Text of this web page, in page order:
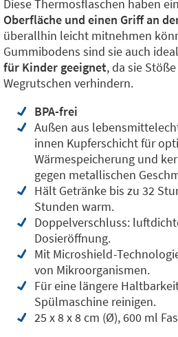
Diese Thermosflaschen haben
Oberfläche und einen Griff an
überallhin leicht mitnehmen
Gummibodens sind sie auch
für Kinder geeignet, da sie
Wegrutschen verhindern.
BPA-frei
Außen aus
innen Kupferschicht für
Wärmespeicherung und
gegen metallischen
Hält Getränke bis zu 32
Stunden warm.
Doppelverschluss:
Dosieröffnung.
Mit Microshield-
von Mikroorganismen.
Für eine längere
Spülmaschine reinigen.
25 x 8 x 8 cm (Ø), 600 ml